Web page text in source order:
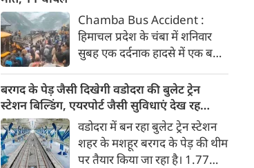
Chamba Bus Accident :
हिमाचल प्रदेश के चंबा में शनिवार
सुबह एक दर्दनाक हादसे में एक बस
हादसे में 7 लोगों की मौत हो गई और
11 अन्य घायल हो गए। घायलों को
अस्पताल में भर्ती कराया गया है।
बरगद के पेड़ जैसी दिखेगी वडोदरा की बुलेट ट्रेन
स्टेशन बिल्डिंग, एयरपोर्ट जैसी सुविधाएं देख रह
जाएंगे दंग
वडोदरा में बन रहा बुलेट ट्रेन स्टेशन
शहर के मशहूर बरगद के पेड़ की थीम
पर तैयार किया जा रहा है। 1.77